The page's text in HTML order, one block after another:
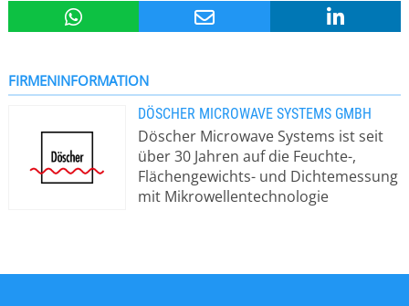
FIRMENINFORMATION
DÖSCHER MICROWAVE SYSTEMS GMBH
Döscher Microwave Systems ist seit
über 30 Jahren auf die Feuchte-,
Flächengewichts- und Dichtemessung
mit Mikrowellentechnologie
Futtermittelindustrie, Pharma oder